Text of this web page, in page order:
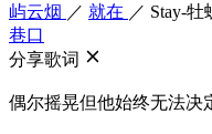
屿云烟 ／ 就在 ／ Stay-牡
巷口
分享歌词
偶尔摇晃但他始终无法决